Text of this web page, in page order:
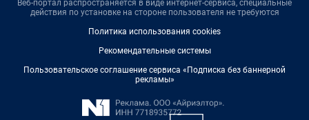
Веб-портал распространяется в виде интернет-сервиса, специальные
действия по установке на стороне пользователя не требуются
Политика использования cookies
Рекомендательные системы
Пользовательское соглашение сервиса «Подписка без баннерной
рекламы»